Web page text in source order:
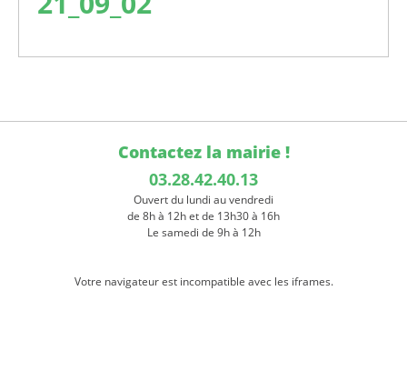
Contactez la mairie !
03.28.42.40.13
Ouvert du lundi au vendredi
de 8h à 12h et de 13h30 à 16h
Le samedi de 9h à 12h
Votre navigateur est incompatible avec les iframes.